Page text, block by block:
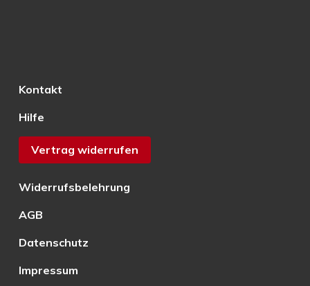
Kontakt
Hilfe
Vertrag widerrufen
Widerrufsbelehrung
AGB
Datenschutz
Impressum